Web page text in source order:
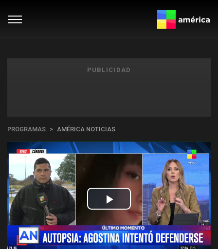
PUBLICIDAD
PROGRAMAS AMÉRICA NOTICIAS
Play
Video